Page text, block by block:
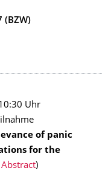
(BZW)
Uhr
of panic
for the
Abstract)